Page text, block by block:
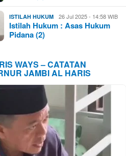
ISTILAH HUKUM 26 Jul 2025 - 14:58 WIB
Istilah Hukum : Asas Hukum
Pidana (2)
WAYS – CATATAN
JAMBI AL HARIS